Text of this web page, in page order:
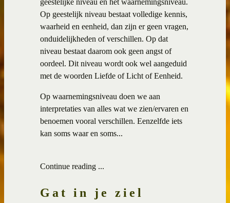
Op geestelijk niveau bestaat volledige kennis,
waarheid en eenheid, dan zijn er geen vragen,
onduidelijkheden of verschillen. Op dat
niveau bestaat daarom ook geen angst of
oordeel. Dit niveau wordt ook wel aangeduid
met de woorden Liefde of Licht of Eenheid.
Op waarnemingsniveau doen we aan
interpretaties van alles wat we zien/ervaren en
benoemen vooral verschillen. Eenzelfde iets
kan soms waar en soms...
Continue reading ...
Gat in je ziel